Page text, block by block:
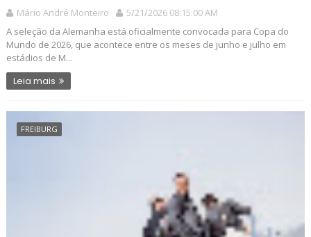
Mário André Monteiro
5/21/2026 08:15:00 AM
A seleção da Alemanha está oficialmente convocada para Copa do
Mundo de 2026, que acontece entre os meses de junho e julho em
estádios de M...
Leia mais
FREIBURG